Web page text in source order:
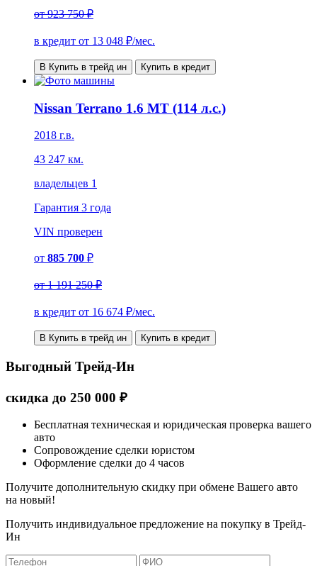
от923 750 ₽
в кредит от 13 048 ₽/мес.
В Купить в трейд ин Купить в кредит
Nissan Terrano 1.6 MT (114 л.с.)
2018 г.в.
43 247 км.
владельцев 1
Гарантия 3 года
VIN проверен
от 885 700 ₽
от1 191 250 ₽
в кредит от 16 674 ₽/мес.
В Купить в трейд ин Купить в кредит
Выгодный Трейд-Ин
скидка до 250 000 ₽
Бесплатная техническая и юридическая проверка вашего
авто
Сопровождение сделки юристом
Оформление сделки до 4 часов
Получите дополнительную скидку при обмене Вашего авто
на новый!
Получить индивидуальное предложение на покупку в Трейд-
Ин